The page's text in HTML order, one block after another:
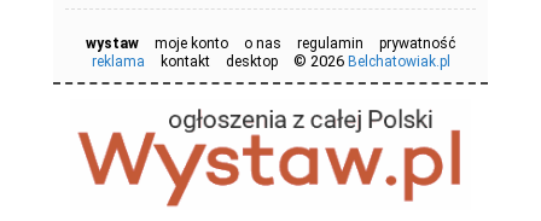
wystaw moje konto o nas regulamin
prywatność
reklama
kontakt desktop © 2026 Belchatowiak.pl